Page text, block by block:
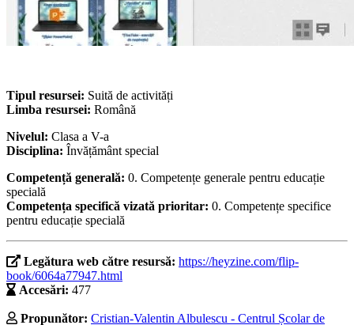
Tipul resursei: Suită de activități
Limba resursei: Română
Nivelul: Clasa a V-a
Disciplina: Învățământ special
Competență generală: 0. Competențe generale pentru educație
specială
Competența specifică vizată prioritar: 0. Competențe specifice
pentru educație specială
Legătura web către resursă: https://heyzine.com/flip-
book/6064a77947.html
Accesări: 477
Propunător: Cristian-Valentin Albulescu - Centrul Școlar de